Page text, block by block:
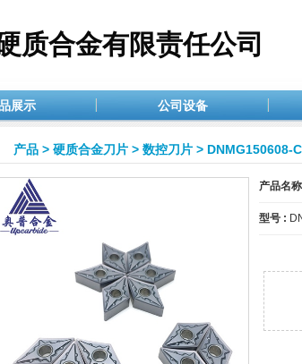
质合金有限责任公司
展示 公司设备
产品 > 硬质合金刀片 > 数控刀片 > DNMG150608-
产品名
型号 :